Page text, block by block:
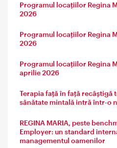
Programul locațiilor Regina
2026
Programul locațiilor Regina
2026
Programul locațiilor Regina
aprilie 2026
Terapia față în față recâștigă
sănătate mintală intră într-o
REGINA MARIA, peste
Employer: un standard
managementul oamenilor